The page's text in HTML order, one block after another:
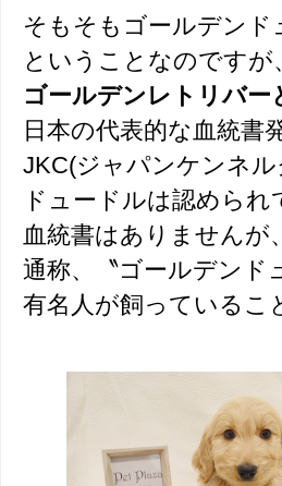
そもそもゴールデンド
ということなのです
ゴールデンレトリバ
日本の代表的な血統書
JKC(ジャパンケンネ
ドュードルは認めら
血統書はありません
通称、〝ゴールデンド
有名人が飼っているこ